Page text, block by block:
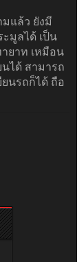
แล้ว ยังมี
มูลได้ เป็น
ยาท เหมือน
ได้ สามารถ
นรถก็ได้ ถือ